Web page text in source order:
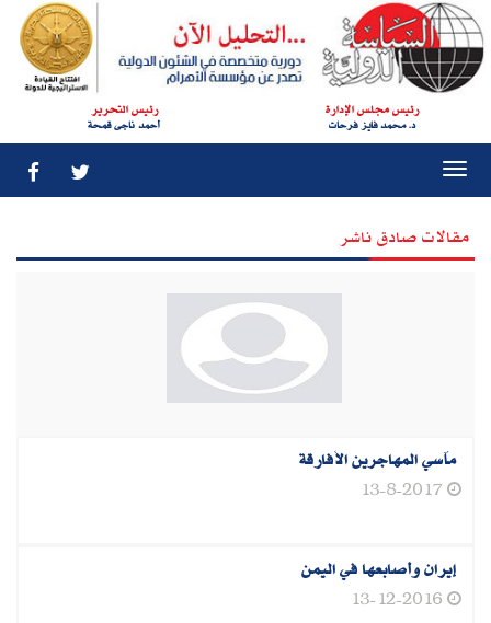
رئيس مجلس الإدارة
د. محمد فايز فرحات
رئيس التحرير
أحمد ناجى قمحة
مقالات صادق ناشر
مآسي المهاجرين الأفارقة
13-8-2017
إيران وأصابعها في اليمن
13-12-2016